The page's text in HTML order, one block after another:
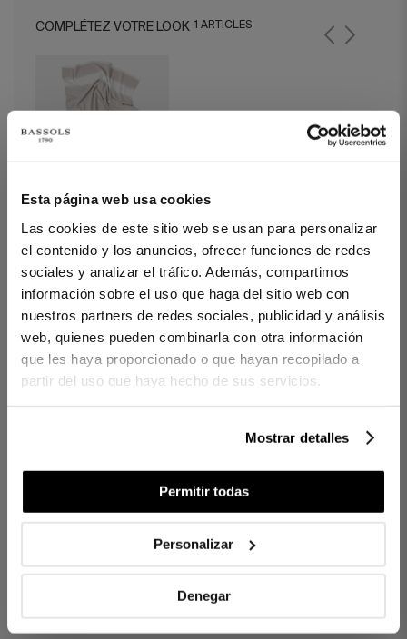
Esta página web usa cookies
Las cookies de este sitio web se usan para personalizar
el contenido y los anuncios, ofrecer funciones de redes
sociales y analizar el tráfico. Además, compartimos
información sobre el uso que haga del sitio web con
nuestros partners de redes sociales, publicidad y análisis
web, quienes pueden combinarla con otra información
que les haya proporcionado o que hayan recopilado a
partir del uso que haya hecho de sus servicios.
Mostrar detalles
Permitir todas
Personalizar
Denegar
COMPLÉTEZ VOTRE LOOK 1 ARTICLES
Paréo Nice Beige
Serviette de Plage Izar Beige
100% coton premium.
Tissu à boucle avec effet velours.
450 g/m2.
COMBIEN DE FILS CHOISIR ?